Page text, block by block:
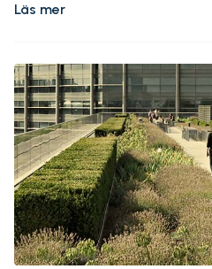
Läs mer